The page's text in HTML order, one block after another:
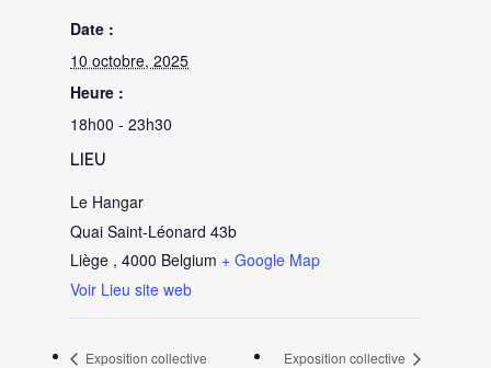
Date :
10 octobre, 2025
Heure :
18h00 - 23h30
LIEU
Le Hangar
Quai Saint-Léonard 43b
Liège , 4000 Belgium + Google Map
Voir Lieu site web
Exposition collective Exposition collective